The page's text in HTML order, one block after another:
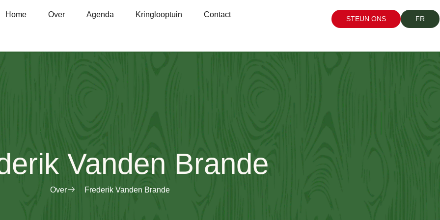
Home Over Agenda Kringlooptuin Contact STEUN ONS FR
Vanden Brande
Over Frederik Vanden Brande